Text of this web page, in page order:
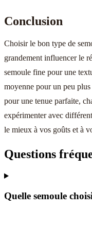
Conclusion
Choisir le bon type de
grandement influencer le
semoule fine pour une
moyenne pour un peu
pour une tenue parfaite,
expérimenter avec
le mieux à vos goûts et à
Questions
Quelle semoule